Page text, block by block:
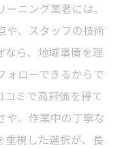
ニング業者には、
や、スタッフの技術
なら、地域事情を理
ォローできるからで
コミで高評価を得て
や、作業中の丁寧な
重視した選択が、長